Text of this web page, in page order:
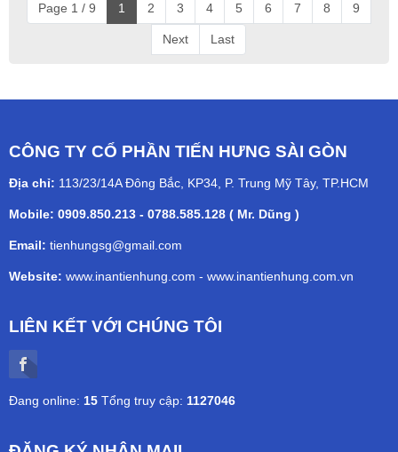
Page 1 / 9 1 2 3 4 5 6 7 8 9
Next Last
CÔNG TY CỔ PHẦN TIẾN HƯNG SÀI GÒN
Địa chỉ: 113/23/14A Đông Bắc, KP34, P. Trung Mỹ Tây, TP.HCM
Mobile: 0909.850.213 - 0788.585.128 ( Mr. Dũng )
Email: tienhungsg@gmail.com
Website: www.inantienhung.com - www.inantienhung.com.vn
LIÊN KẾT VỚI CHÚNG TÔI
Đang online: 15 Tổng truy cập: 1127046